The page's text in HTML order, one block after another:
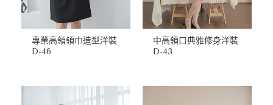
專業高領領巾造型洋裝
D-46
中高領口典雅修身洋裝
D-43